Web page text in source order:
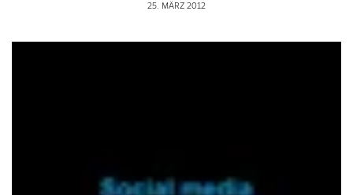
25. MÄRZ 2012